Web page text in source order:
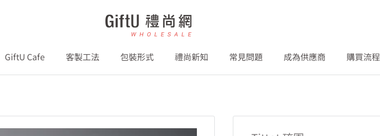
GiftU
GiftU Cafe 客製工法 包裝形式 禮尚新知 常見問題 成為供應商 購買流程